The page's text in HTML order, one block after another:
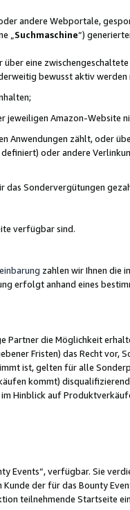
andere Webportale,
„ Suchmaschine“)
eine
bewusst aktiv werden
jeweiligen Amazon-Website
Anwendungen zählt, oder
oder andere
das Sondervergütungen
verfügbar sind.
zahlen wir Ihnen die
erfolgt anhand eines
Partner die Möglichkeit
Fristen) das Recht vor,
ist, gelten für alle
kommt)
Hinblick auf
Events“, verfügbar. Sie
der für das Bounty
teilnehmende Startseite